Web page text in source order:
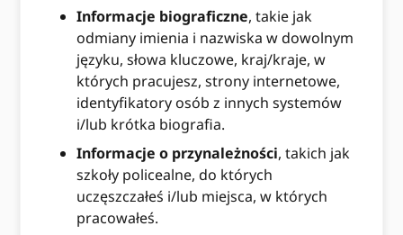
Informacje biograficzne, takie jak
odmiany imienia i nazwiska w dowolnym
języku, słowa kluczowe, kraj/kraje, w
których pracujesz, strony internetowe,
identyfikatory osób z innych systemów
i/lub krótka biografia.
Informacje o przynależności, takich jak
szkoły policealne, do których
uczęszczałeś i/lub miejsca, w których
pracowałeś.